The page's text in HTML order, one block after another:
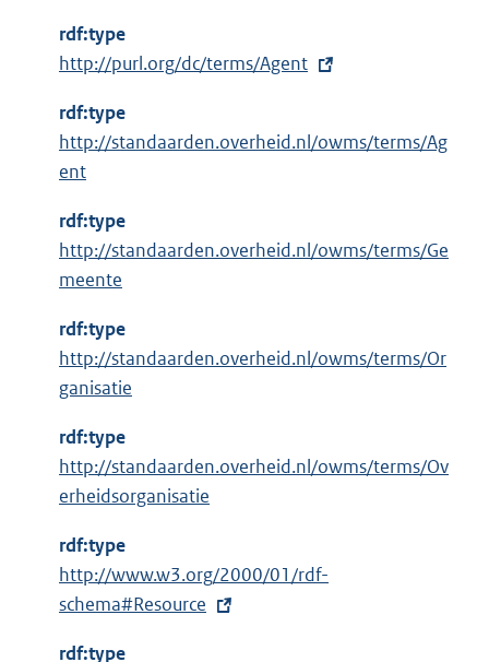
rdf:type
E
t
e
r
e
n
k
:
http://purl.org/dc/terms/Agent
rdf:type
http://standaarden.overheid.nl/owms/terms/Ag
ent
rdf:type
http://standaarden.overheid.nl/owms/terms/Ge
meente
rdf:type
http://standaarden.overheid.nl/owms/terms/Or
ganisatie
rdf:type
http://standaarden.overheid.nl/owms/terms/Ov
erheidsorganisatie
rdf:type
E
x
http://www.w3.org/2000/01/rdf-
schema#Resource
rdf:type